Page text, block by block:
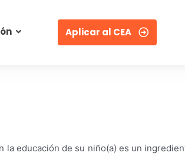
Aplicar al CEA
educación de su niño(a) es un